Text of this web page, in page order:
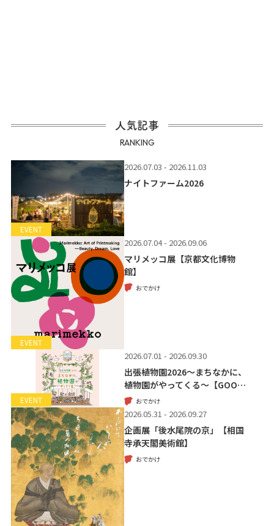
人気記事
RANKING
EVENT
2026.07.03 - 2026.11.03
ナイトファーム2026
EVENT
2026.07.04 - 2026.09.06
マリメッコ展【京都文化博物
館】
おでかけ
EVENT
2026.07.01 - 2026.09.30
出張植物園2026～まちなかに、
植物園がやってくる～【GOO…
おでかけ
2026.05.31 - 2026.09.27
企画展「後水尾院の京」【相国
寺承天閣美術館】
おでかけ